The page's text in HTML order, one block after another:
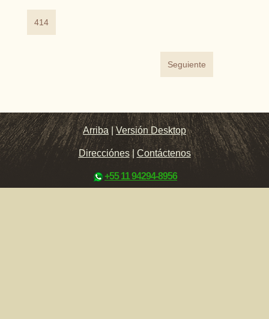
414
Seguiente
Arriba |Versión Desktop
Direcciónes| Contáctenos
+55 11 94294-8956